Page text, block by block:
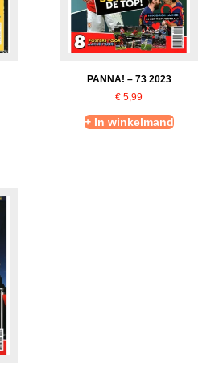
PANNA! – 73 2023
€ 5,99
+ In winkelmand